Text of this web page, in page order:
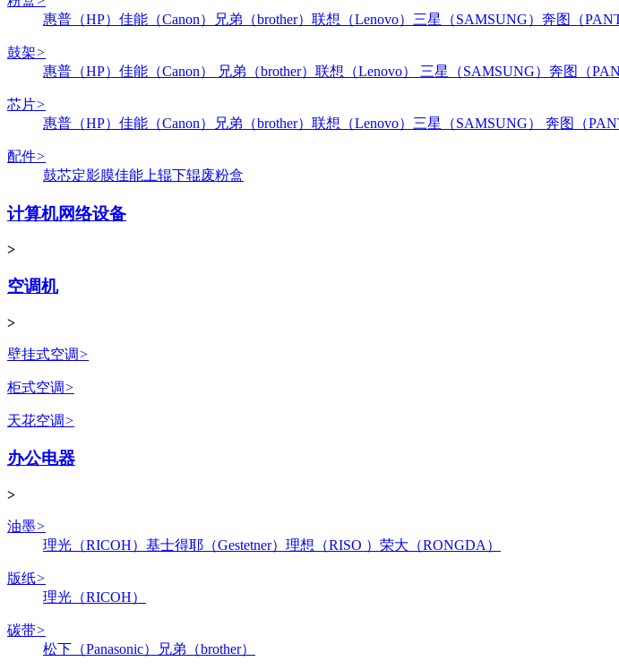
惠普（HP） 佳能（Canon） 兄弟（brother） 联想（Lenovo） 三星（SAMSUNG） 奔图（
鼓架>
惠普（HP） 佳能（Canon） 兄弟（brother） 联想（Lenovo） 三星（SAMSUNG） 奔图（
芯片>
惠普（HP） 佳能（Canon） 兄弟（brother） 联想（Lenovo） 三星（SAMSUNG） 奔图（
配件>
鼓芯定影膜佳能 上辊下辊废粉盒
计算机网络设备
>
空调机
>
壁挂式空调>
柜式空调>
天花空调>
办公电器
>
油墨>
理光（RICOH） 基士得耶（Gestetner） 理想（RISO ） 荣大（RONGDA）
版纸>
理光（RICOH）
碳带>
松下（Panasonic）
兄弟（brother）